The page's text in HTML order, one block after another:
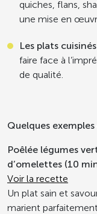
quiches, flans,
une mise en
Les plats
faire face à
de qualité.
Quelques
Poêlée légumes
d’omelettes (10
Voir la recette
Un plat sain et
marient